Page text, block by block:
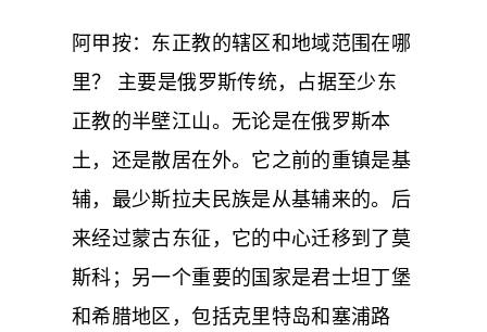
阿甲按：东正教的辖区和地域范围在哪
里？ 主要是俄罗斯传统，占据至少东
正教的半壁江山。无论是在俄罗斯本
土，还是散居在外。它之前的重镇是基
辅，最少斯拉夫民族是从基辅来的。后
来经过蒙古东征，它的中心迁移到了莫
斯科；另一个重要的国家是君士坦丁堡
和希腊地区，包括克里特岛和塞浦路